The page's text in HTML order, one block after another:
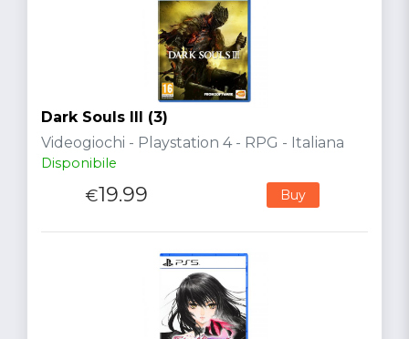
Dark Souls III (3)
Videogiochi - Playstation 4 - RPG - Italiana
Disponibile
€19.99 Buy